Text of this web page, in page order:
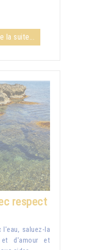
la suite...
respect
l'eau, saluez-la
et d'amour et